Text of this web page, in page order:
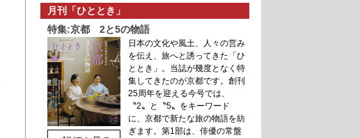
月刊「ひととき」
特集:京都 2と5の物語
日本の文化や風土、人々の営み
を伝え、旅へと誘ってきた「ひ
ととき」。当誌が幾度となく特
集してきたのが京都です。創刊
25周年を迎える今号では、
〝2〟と〝5〟をキーワード
に、京都で新たな旅の物語を紡
ぎます。第1部は、俳優の常盤